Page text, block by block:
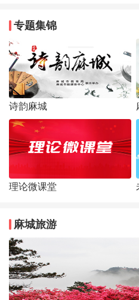
专题集锦
诗韵麻城
理论微课堂
麻城旅游